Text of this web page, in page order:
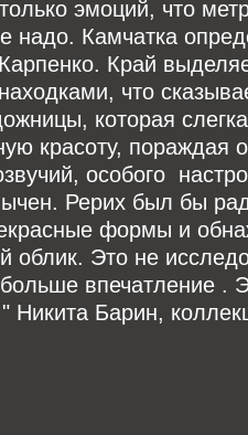
эмоций, что
надо. Камчатка
Край
что
которая
красоту, пораждая
особого
Рерих был бы
формы и
облик. Это не
впечатление .
Никита Барин,